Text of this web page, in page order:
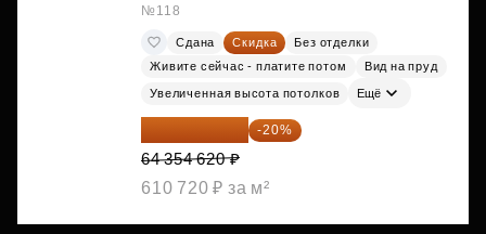
№118
Сдана Скидка
Без отделки
Живите сейчас - платите потом
Вид на пруд
Увеличенная высота потолков Ещё
51 483 696 ₽ -20%
64 354 620 ₽
610 720 ₽ за м²